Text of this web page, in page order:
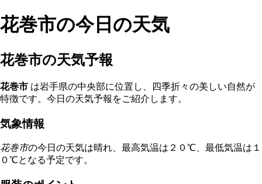
花巻市の今日の天気
花巻市の天気予報
花巻市 は岩手県の中央部に位置し、四季折々の美しい自然が
特徴です。今日の天気予報をご紹介します。
気象情報
花巻市の今日の天気は晴れ、最高気温は２０℃、最低気温は１
０℃となる予定です。